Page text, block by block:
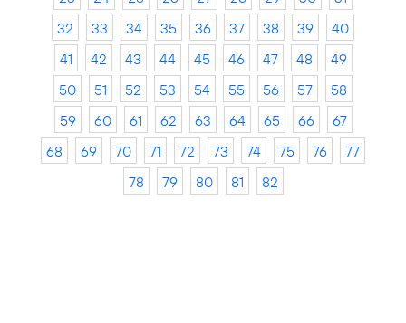
32
33 34 35 36 37 38 39
40
41
42 43 44 45 46 47 48
49
50
51 52 53 54 55 56 57
58
59
60 61 62 63 64 65 66
67
68
69 70 71 72 73 74 75 76
77
78
79 80 81 82